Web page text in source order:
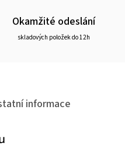
Okamžité odeslání
skladových položek do 12h
informace